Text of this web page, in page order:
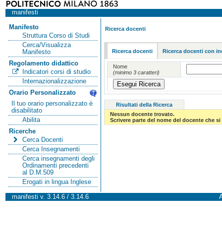
manifesti
Manifesto
Struttura Corso di Studi
Cerca/Visualizza
Manifesto
Regolamento didattico
Indicatori corsi di studio
Internazionalizzazione
Orario Personalizzato
Il tuo orario personalizzato è
disabilitato
Abilita
Ricerche
Cerca Docenti
Cerca Insegnamenti
Cerca insegnamenti degli
Ordinamenti precedenti
al D.M.509
Erogati in lingua Inglese
Ricerca docenti
Ricerca docenti Ricerca docenti con
Nome
(minimo 3 caratteri)
Risultati della Ricerca
Nessun docente trovato.
Scrivere parte del nome del docente che
manifesti v. 3.14.6 / 3.14.6